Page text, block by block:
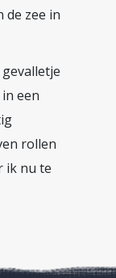
de zee in
een
rollen
ik nu te